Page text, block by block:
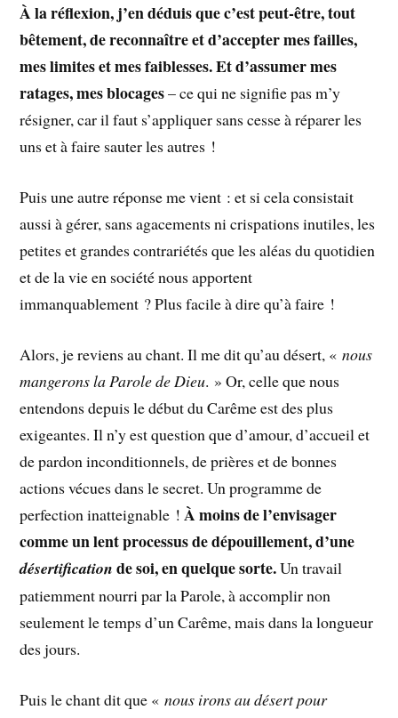
À la réflexion, j’en déduis que c’est peut-être, tout
bêtement, de reconnaître et d’accepter mes failles,
mes limites et mes faiblesses. Et d’assumer mes
ratages, mes blocages– ce qui ne signifie pas m’y
résigner, car il faut s’appliquer sans cesse à réparer les
uns et à faire sauter les autres !
Puis une autre réponse me vient : et si cela consistait
aussi à gérer, sans agacements ni crispations inutiles, les
petites et grandes contrariétés que les aléas du quotidien
et de la vie en société nous apportent
immanquablement ? Plus facile à dire qu’à faire !
Alors, je reviens au chant. Il me dit qu’au désert, «nous
mangerons la Parole de Dieu. » Or, celle que nous
entendons depuis le début du Carême est des plus
exigeantes. Il n’y est question que d’amour, d’accueil et
de pardon inconditionnels, de prières et de bonnes
actions vécues dans le secret. Un programme de
perfection inatteignable ! À moins de l’envisager
comme un lent processus de dépouillement, d’une
désertificationde soi, en quelque sorte.Un travail
patiemment nourri par la Parole, à accomplir non
seulement le temps d’un Carême, mais dans la longueur
des jours.
Puis le chant dit que «nous irons au désertpour